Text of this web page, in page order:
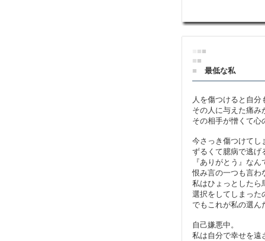
■■
■■
■
最低な私
人を傷つけると自分
その人に与えた痛み
その相手が憎くて心
今さっき傷つけて
ずるくて臆病で逃げ
『ありがとう』な
恨み言の一つも言
私はひょっとしたら
選択をしてしまった
でもこれが私の選ん
自己嫌悪中。
私は自分で幸せを遠